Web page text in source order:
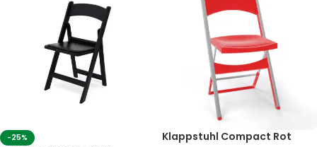
-25%
Klappstuhl Compact Rot